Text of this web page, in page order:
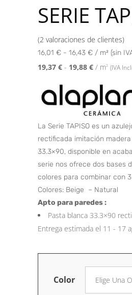
SERIE
(2 valoraciones de clientes)
16,01 € - 16,43 € / m² (sin
19,37 € - 19,88 € / m2 (IVA
La Serie TAPISO es un
rectificada imitación
33.3×90, disponible en
serie nos ofrece dos bases
colores para combinar con
Colores: Beige – Natural
Apto para paredes :
Pasta blanca 33.3×90
Entrega estimada el 11 - 17
Color